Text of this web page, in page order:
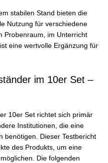
stabilen Stand bieten die
Nutzung für verschiedene
Probenraum, im Unterricht
eine wertvolle Ergänzung für
im 10er Set –
10er Set richtet sich primär
Institutionen, die eine
benötigen. Dieser Testbericht
des Produkts, um eine
Die folgenden